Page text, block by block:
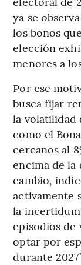
ya se
los bonos
elección
menores a
Por ese
busca fijar
la volatilidad
como el
cercanos al
encima de la
cambio,
activamente
la
episodios de
optar por
durante